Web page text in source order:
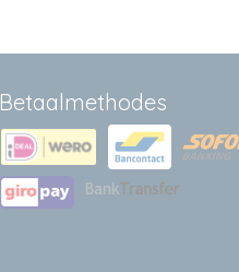
Betaalmethodes